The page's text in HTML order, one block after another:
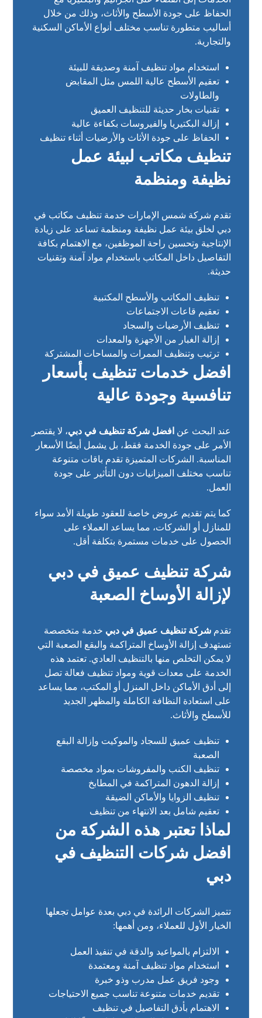
الحفاظ على جودة الأسطح والأثاث، وذلك من خلال
أساليب متطورة تناسب مختلف أنواع الأماكن السكنية
والتجارية.
استخدام مواد تنظيف آمنة وصديقة للبيئة
تعقيم الأسطح عالية اللمس مثل المقابض
والطاولات
تقنيات بخار حديثة للتنظيف العميق
إزالة البكتيريا والفيروسات بكفاءة عالية
الحفاظ على جودة الأثاث والأرضيات أثناء تنظيف
تنظيف مكاتب لبيئة عمل
نظيفة ومنظمة
تقدم شركة شمس الإمارات خدمة تنظيف مكاتب في
دبي لخلق بيئة عمل نظيفة ومنظمة تساعد على زيادة
الإنتاجية وتحسين راحة الموظفين، مع الاهتمام بكافة
التفاصيل داخل المكاتب باستخدام مواد آمنة وتقنيات
حديثة.
تنظيف المكاتب والأسطح المكتبية
تعقيم قاعات الاجتماعات
تنظيف الأرضيات والسجاد
إزالة الغبار من الأجهزة والمعدات
ترتيب وتنظيف الممرات والمساحات المشتركة
افضل خدمات تنظيف بأسعار
تنافسية وجودة عالية
عند البحث عن افضل شركة تنظيف في دبي، لا يقتصر
الأمر على جودة الخدمة فقط، بل يشمل أيضًا الأسعار
المناسبة. الشركات المتميزة تقدم باقات متنوعة
تناسب مختلف الميزانيات دون التأثير على جودة
العمل.
كما يتم تقديم عروض خاصة للعقود طويلة الأمد سواء
للمنازل أو الشركات، مما يساعد العملاء على
الحصول على خدمات مستمرة بتكلفة أقل.
شركة تنظيف عميق في دبي
لإزالة الأوساخ الصعبة
تقدمشركة تنظيف عميق في دبي خدمة متخصصة
تستهدف إزالة الأوساخ المتراكمة والبقع الصعبة التي
لا يمكن التخلص منها بالتنظيف العادي. تعتمد هذه
الخدمة على معدات قوية ومواد تنظيف فعالة تصل
إلى أدق الأماكن داخل المنزل أو المكتب، مما يساعد
على استعادة النظافة الكاملة والمظهر الجديد
للأسطح والأثاث.
تنظيف عميق للسجاد والموكيت وإزالة البقع
الصعبة
تنظيف الكنب والمفروشات بمواد مخصصة
إزالة الدهون المتراكمة في المطابخ
تنظيف الزوايا والأماكن الضيقة
تعقيم شامل بعد الانتهاء من تنظيف
لماذا تعتبر هذه الشركة من
افضل شركات التنظيف في
دبي
تتميز الشركات الرائدة في دبي بعدة عوامل تجعلها
الخيار الأول للعملاء، ومن أهمها:
الالتزام بالمواعيد والدقة في تنفيذ العمل
استخدام مواد تنظيف آمنة ومعتمدة
وجود فريق عمل مدرب وذو خبرة
تقديم خدمات متنوعة تناسب جميع الاحتياجات
الاهتمام بأدق التفاصيل في تنظيف